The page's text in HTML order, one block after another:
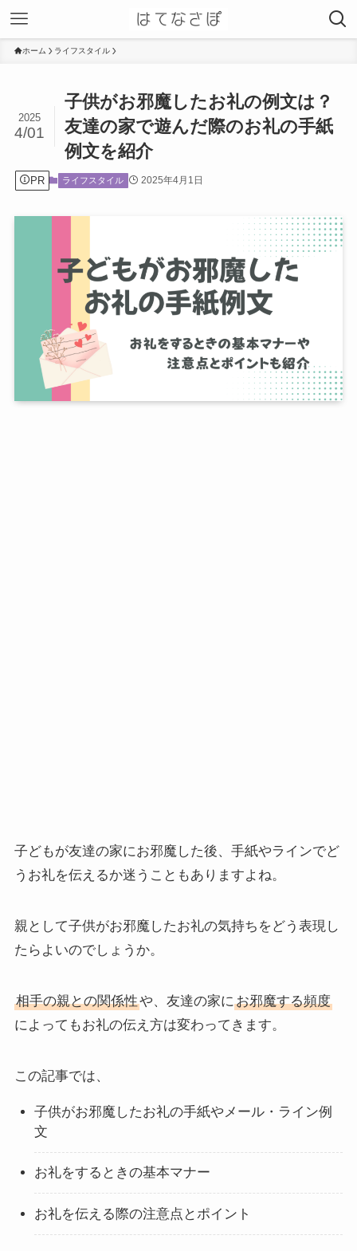
ホーム ライフスタイル
子供がお邪魔したお礼の例文は？
友達の家で遊んだ際のお礼の手紙
例文を紹介
2025
4/01
PR ライフスタイル 2025年4月1日
子どもが友達の家にお邪魔した後、手紙やラインでど
うお礼を伝えるか迷うこともありますよね。
親として子供がお邪魔したお礼の気持ちをどう表現し
たらよいのでしょうか。
相手の親との関係性や、友達の家にお邪魔する頻度
によってもお礼の伝え方は変わってきます。
この記事では、
子供がお邪魔したお礼の手紙やメール・ライン例
文
お礼をするときの基本マナー
お礼を伝える際の注意点とポイント